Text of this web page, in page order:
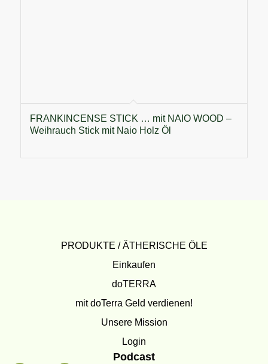
FRANKINCENSE STICK … mit NAIO WOOD –
Weihrauch Stick mit Naio Holz Öl
PRODUKTE / ÄTHERISCHE ÖLE
Einkaufen
doTERRA
mit doTerra Geld verdienen!
Unsere Mission
Login
Podcast